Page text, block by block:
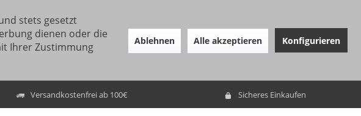
stets gesetzt
dienen oder die
Ihrer Zustimmung
Ablehnen Alle akzeptieren Konfigurieren
Versandkostenfrei ab 100€ Sicheres Einkaufen